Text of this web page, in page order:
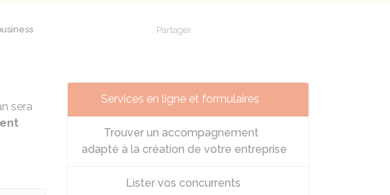
Partager
sera
Services en ligne et formulaires
Trouver un accompagnement
adapté à la création de votre entreprise
Lister vos concurrents